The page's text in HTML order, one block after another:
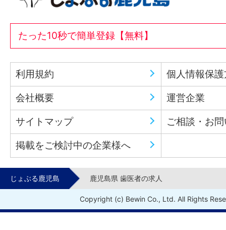
たった10秒で簡単登録【無料】
利用規約 個人情報保
会社概要 運営企業
サイトマップ ご相談・お
掲載をご検討中の企業様へ
じょぶる鹿児島 鹿児島県 歯医者の求人
Copyright (c) Bewin Co., Ltd. All Rights